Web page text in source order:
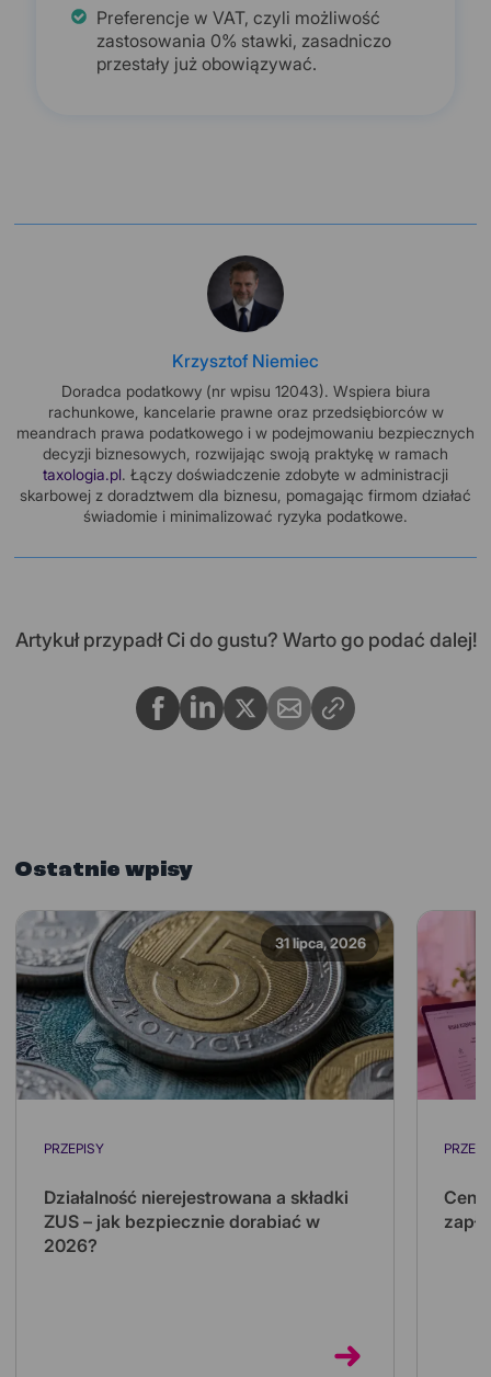
Preferencje w VAT, czyli możliwość
zastosowania 0% stawki, zasadniczo
przestały już obowiązywać.
Krzysztof Niemiec
Doradca podatkowy (nr wpisu 12043). Wspiera biura
rachunkowe, kancelarie prawne oraz przedsiębiorców w
meandrach prawa podatkowego i w podejmowaniu bezpiecznych
decyzji biznesowych, rozwijając swoją praktykę w ramach
taxologia.pl. Łączy doświadczenie zdobyte w administracji
skarbowej z doradztwem dla biznesu, pomagając firmom działać
świadomie i minimalizować ryzyka podatkowe.
Artykuł przypadł Ci do gustu? Warto go podać dalej!
Ostatnie wpisy
31 lipca, 2026
PRZEPISY
Działalność nierejestrowana a składki
ZUS – jak bezpiecznie dorabiać w
2026?